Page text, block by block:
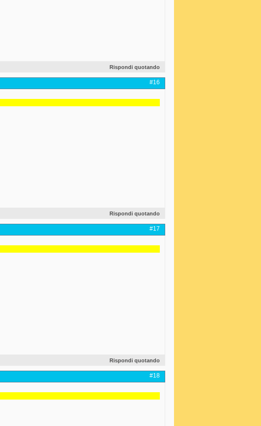
Rispondi quotando
#16
Rispondi quotando
#17
Rispondi quotando
#18